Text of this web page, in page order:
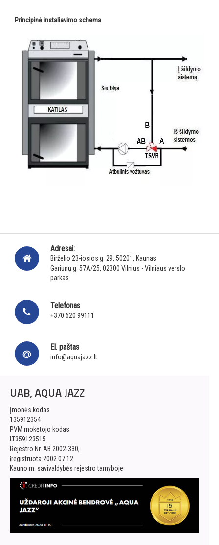
Principinė instaliavimo schema
Adresai:
Birželio 23-iosios g. 29, 50201, Kaunas
Gariūnų g. 57A/25, 02300 Vilnius - Vilniaus verslo
parkas
Telefonas
+370 620 99111
El. paštas
info@aquajazz.lt
UAB, AQUA JAZZ
Įmonės kodas
135912354
PVM mokėtojo kodas
LT359123515
Rejestro Nr. AB 2002-330,
įregistruota 2002.07.12
Kauno m. savivaldybės rejestro tarnyboje